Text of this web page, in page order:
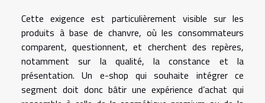
Cette exigence est particulièrement visible sur les
produits à base de chanvre, où les consommateurs
comparent, questionnent, et cherchent des repères,
notamment sur la qualité, la constance et la
présentation. Un e-shop qui souhaite intégrer ce
segment doit donc bâtir une expérience d’achat qui